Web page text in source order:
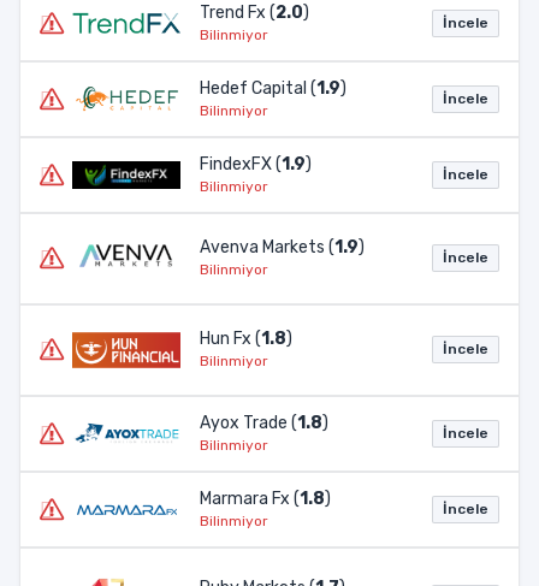
Trend Fx (2.0)
Bilinmiyor
İncele
Hedef Capital (1.9)
Bilinmiyor
İncele
FindexFX (1.9)
Bilinmiyor
İncele
Avenva Markets (1.9)
Bilinmiyor
İncele
Hun Fx (1.8)
Bilinmiyor
İncele
Ayox Trade (1.8)
Bilinmiyor
İncele
Marmara Fx (1.8)
Bilinmiyor
İncele